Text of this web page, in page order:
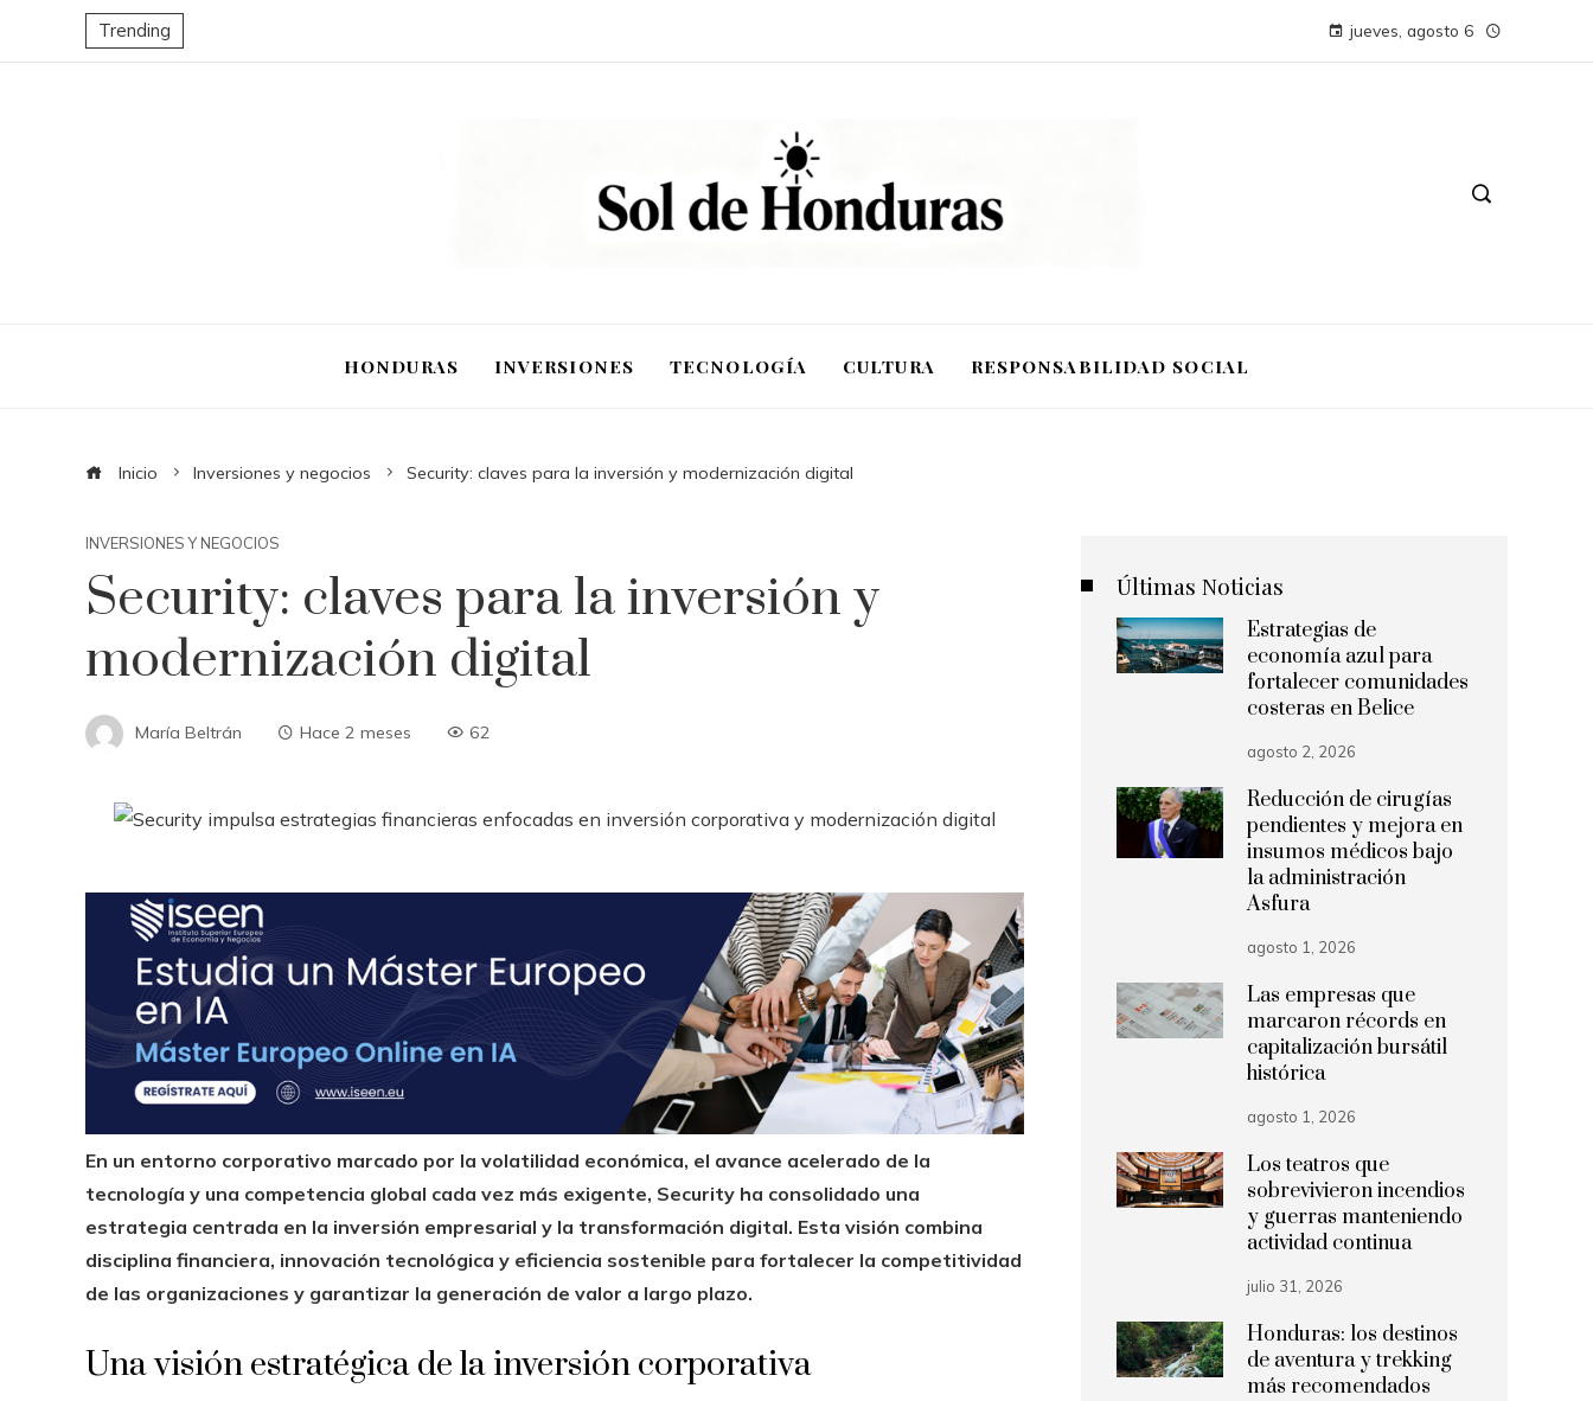
Trending jueves, agosto 6
HONDURAS INVERSIONES TECNOLOGÍA CULTURA RESPONSABILIDAD SOCIAL
Inicio Inversiones y negocios Security: claves para la inversión y modernización digital
INVERSIONES Y NEGOCIOS
Security: claves para la inversión y
modernización digital
María Beltrán Hace 2 meses 62
En un entorno corporativo marcado por la volatilidad económica, el avance acelerado de la
tecnología y una competencia global cada vez más exigente, Security ha consolidado una
estrategia centrada en la inversión empresarial y la transformación digital. Esta visión combina
disciplina financiera, innovación tecnológica y eficiencia sostenible para fortalecer la competitividad
de las organizaciones y garantizar la generación de valor a largo plazo.
Una visión estratégica de la inversión corporativa
Últimas Noticias
Estrategias de
economía azul para
fortalecer comunidades
costeras en Belice
agosto 2, 2026
Reducción de cirugías
pendientes y mejora en
insumos médicos bajo
la administración
Asfura
agosto 1, 2026
Las empresas que
marcaron récords en
capitalización bursátil
histórica
agosto 1, 2026
Los teatros que
sobrevivieron incendios
y guerras manteniendo
actividad continua
julio 31, 2026
Honduras: los destinos
de aventura y trekking
más recomendados